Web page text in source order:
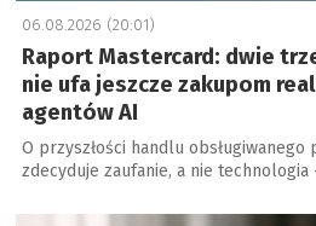
06.08.2026 (20:01)
Raport Mastercard: dwie
nie ufa jeszcze zakupom
agentów AI
O przyszłości handlu obsługiwanego
zdecyduje zaufanie, a nie
a